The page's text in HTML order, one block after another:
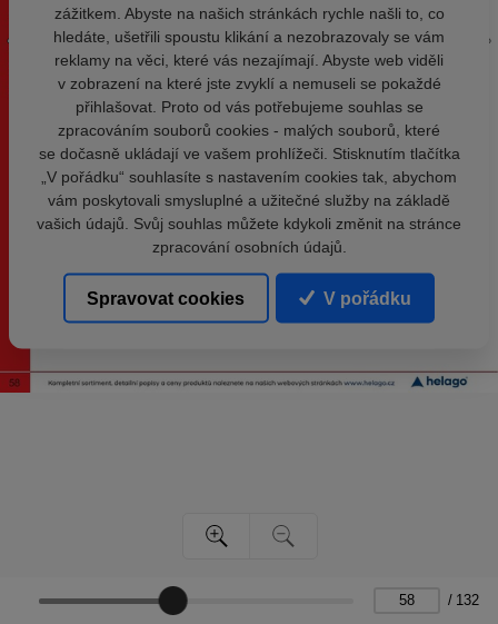
/ 132
zážitkem. Abyste na našich stránkách rychle našli to, co
hledáte, ušetřili spoustu klikání a nezobrazovaly se vám
reklamy na věci, které vás nezajímají. Abyste web viděli
v zobrazení na které jste zvyklí a nemuseli se pokaždé
přihlašovat. Proto od vás potřebujeme souhlas se
zpracováním souborů cookies - malých souborů, které
se dočasně ukládají ve vašem prohlížeči. Stisknutím tlačítka
„V pořádku“ souhlasíte s nastavením cookies tak, abychom
vám poskytovali smysluplné a užitečné služby na základě
vašich údajů. Svůj souhlas můžete kdykoli změnit na stránce
zpracování osobních údajů.
Spravovat cookies V pořádku